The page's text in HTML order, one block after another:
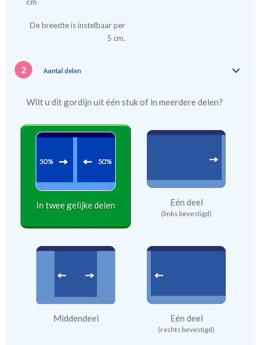
De breedte is instelbaar per
5 cm.
2 Aantal delen
Wilt u dit gordijn uit één stuk of in meerdere delen?
In twee gelijke delen Eén deel
(links bevestigd)
Middendeel Eén deel
(rechts bevestigd)